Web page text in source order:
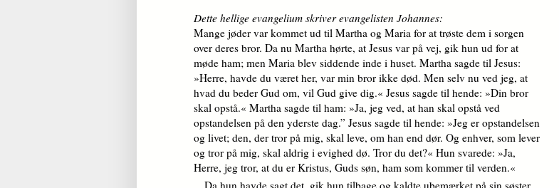
Dette hellige evangelium skriver evangelisten Johannes:
Mange jøder var kommet ud til Martha og Maria for at trøste dem i sorgen
over deres bror. Da nu Martha hørte, at Jesus var på vej, gik hun ud for at
møde ham; men Maria blev siddende inde i huset. Martha sagde til Jesus:
»Herre, havde du været her, var min bror ikke død. Men selv nu ved jeg, at
hvad du beder Gud om, vil Gud give dig.« Jesus sagde til hende: »Din bror
skal opstå.« Martha sagde til ham: »Ja, jeg ved, at han skal opstå ved
opstandelsen på den yderste dag.” Jesus sagde til hende: »Jeg er opstandelsen
og livet; den, der tror på mig, skal leve, om han end dør. Og enhver, som lever
og tror på mig, skal aldrig i evighed dø. Tror du det?« Hun svarede: »Ja,
Herre, jeg tror, at du er Kristus, Guds søn, ham som kommer til verden.«
Da hun havde sagt det, gik hun tilbage og kaldte ubemærket på sin søster